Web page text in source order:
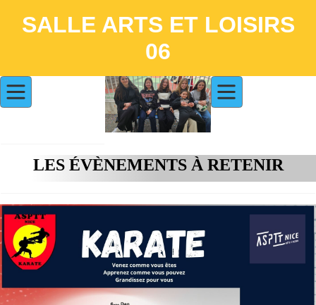
SALLE ARTS ET LOISIRS
06
LES ÉVÈNEMENTS À RETENIR